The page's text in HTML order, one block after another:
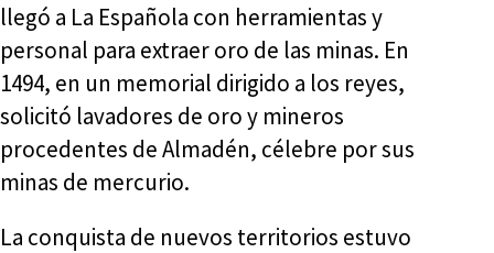
llegó a La Española con herramientas y
personal para extraer oro de las minas. En
1494, en un memorial dirigido a los reyes,
solicitó lavadores de oro y mineros
procedentes de Almadén, célebre por sus
minas de mercurio.
La conquista de nuevos territorios estuvo